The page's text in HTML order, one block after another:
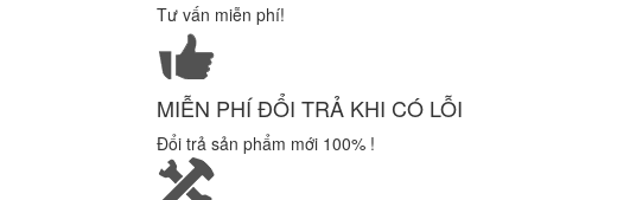
Tư vấn miễn phí!
MIỄN PHÍ ĐỔI TRẢ KHI CÓ LỖI
Đổi trả sản phẩm mới 100% !